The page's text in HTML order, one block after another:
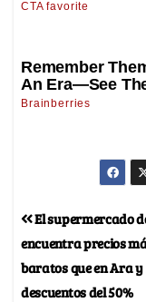
El supermercado
encuentra precios
baratos que en Ara y
descuentos del 50%